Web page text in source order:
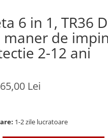
6 in 1, TR36
maner de
2-12 ani
Lei
1-2 zile lucratoare